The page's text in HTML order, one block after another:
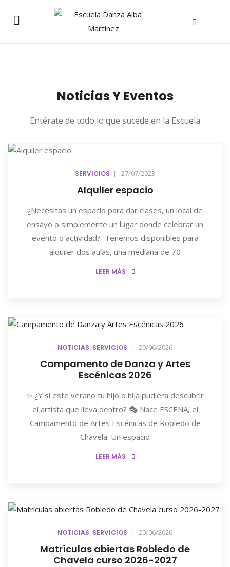
Noticias Y Eventos
Entérate de todo lo que sucede en la Escuela
SERVICIOS | 27/07/2023
Alquiler espacio
¿Necesitas un espacio para dar clases, un local de
ensayo o simplemente un lugar donde celebrar un
evento o actividad? Tenemos disponibles para
alquiler dos aulas, una mediana de 70
LEER MÁS
NOTICIAS, SERVICIOS | 20/06/2026
Campamento de Danza y Artes
Escénicas 2026
✨ ¿Y si este verano tu hijo o hija pudiera descubrir
el artista que lleva dentro? 🎭 Nace ESCENA, el
Campamento de Artes Escénicas de Robledo de
Chavela. Un espacio
LEER MÁS
NOTICIAS, SERVICIOS | 20/06/2026
Matrículas abiertas Robledo de
Chavela curso 2026-2027